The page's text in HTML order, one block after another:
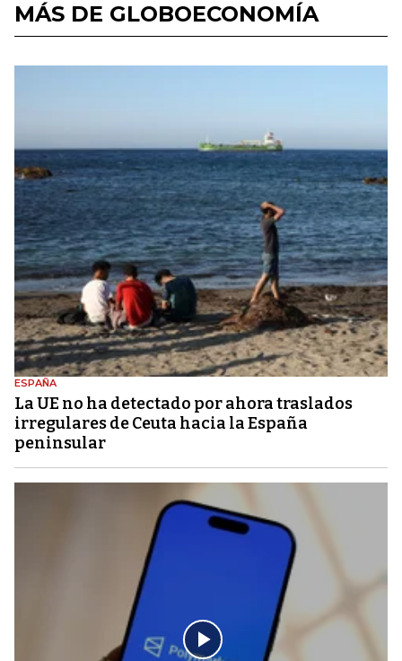
MÁS DE GLOBOECONOMÍA
ESPAÑA
La UE no ha detectado por ahora traslados
irregulares de Ceuta hacia la España
peninsular